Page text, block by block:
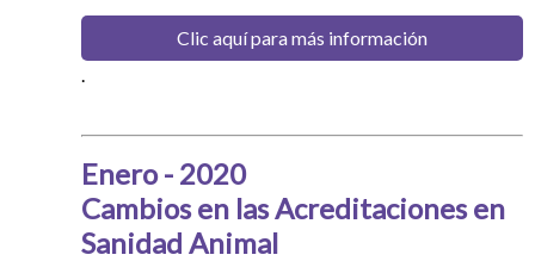
Clic aquí para más información
.
Enero - 2020
Cambios en las Acreditaciones en
Sanidad Animal